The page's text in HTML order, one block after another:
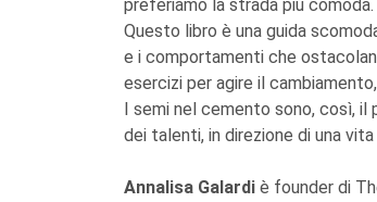
preferiamo la strada più comoda.
Questo libro è una guida
e i comportamenti che
esercizi per agire il
I semi nel cemento sono, così, il
dei talenti, in direzione di una
Annalisa Galardi è founder di